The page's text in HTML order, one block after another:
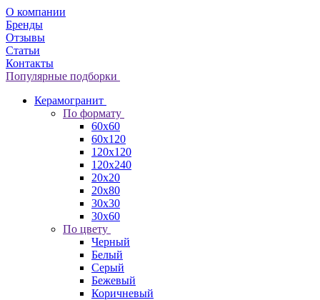
О компании
Бренды
Отзывы
Статьи
Контакты
Популярные подборки
Керамогранит
По формату
60x60
60x120
120x120
120x240
20x20
20x80
30x30
30x60
По цвету
Черный
Белый
Серый
Бежевый
Коричневый